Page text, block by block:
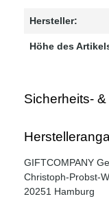
Hersteller:
Höhe des
Sicherheits-
GIFTCOMPANY
Christoph-Probst-
20251 Hamburg